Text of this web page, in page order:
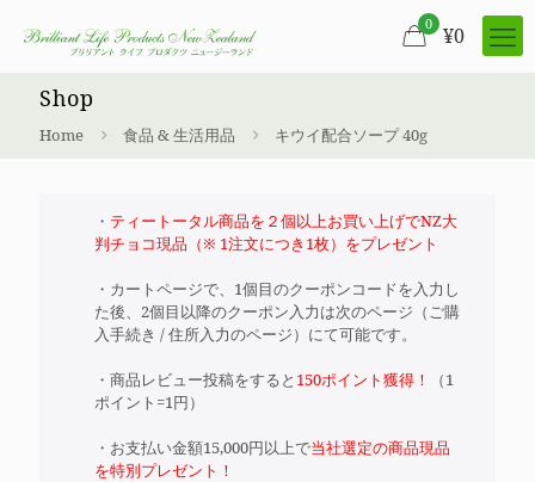
0 ¥0
Shop
Home 食品 & 生活用品 キウイ配合ソープ 40g
・ ティートータル商品を２個以上お買い上げでNZ大
判チョコ現品（※ 1注文につき1枚）をプレゼント
・カートページで、1個目のクーポンコードを入力し
た後、2個目以降のクーポン入力は次のページ（ご購
入手続き / 住所入力のページ）にて可能です。
・商品レビュー投稿をすると 150ポイント獲得！
（1
ポイント=1円）
・お支払い金額15,000円以上で当社選定の商品現品
を特別プレゼント！